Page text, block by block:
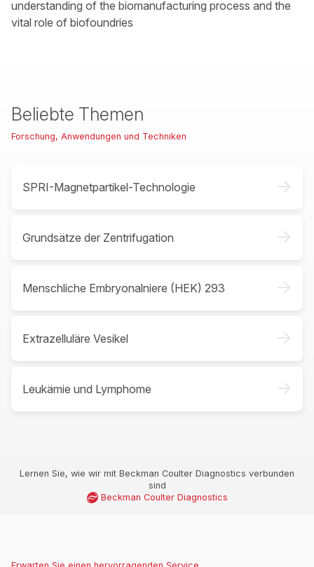
understanding of the biomanufacturing process and the
vital role of biofoundries
Beliebte Themen
Forschung, Anwendungen und Techniken
SPRI-Magnetpartikel-Technologie ->
Grundsätze der Zentrifugation ->
Menschliche Embryonalniere (HEK) 293 ->
Extrazelluläre Vesikel ->
Leukämie und Lymphome ->
Lernen Sie, wie wir mit Beckman Coulter Diagnostics verbunden
sind
Beckman Coulter Diagnostics